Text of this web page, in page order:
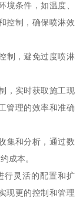
境条件，如温度、
控制，确保喷淋效
制，避免过度喷淋
，实时获取施工现
管理的效率和准确
集和分析，通过数
成本。
行灵活的配置和扩
现更的控制和管理